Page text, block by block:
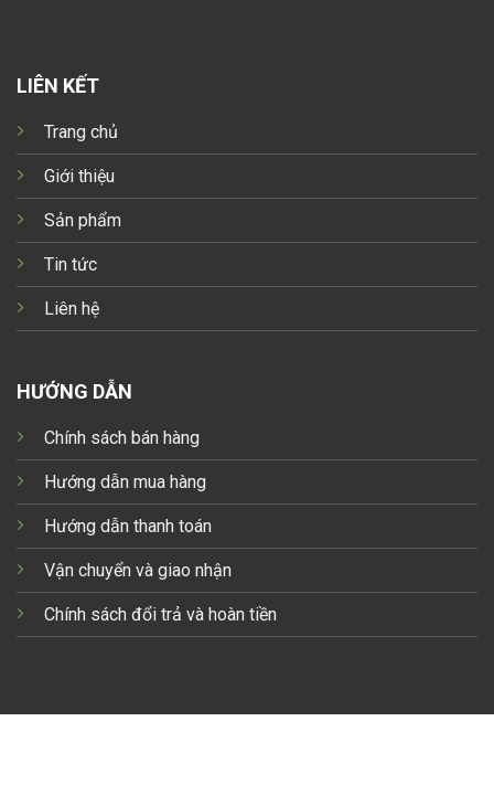
LIÊN KẾT
Trang chủ
Giới thiệu
Sản phẩm
Tin tức
Liên hệ
HƯỚNG DẪN
Chính sách bán hàng
Hướng dẫn mua hàng
Hướng dẫn thanh toán
Vận chuyển và giao nhận
Chính sách đổi trả và hoàn tiền